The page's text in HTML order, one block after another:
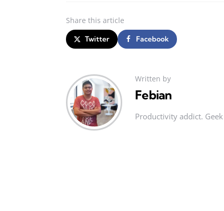
Share this article
Twitter Facebook
Written by
Febian
Productivity addict.